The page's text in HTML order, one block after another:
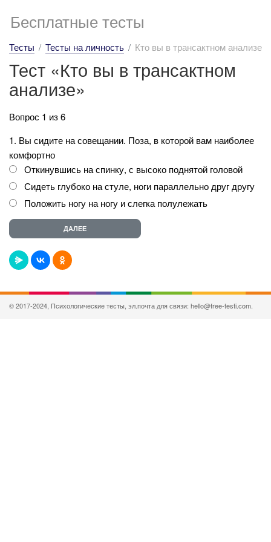
Бесплатные тесты
Тесты Тесты на личность Кто вы в трансактном анализе
Тест «Кто вы в трансактном
анализе»
Вопрос 1 из 6
1. Вы сидите на совещании. Поза, в которой вам наиболее
комфортно
Откинувшись на спинку, с высоко поднятой головой
Сидеть глубоко на стуле, ноги параллельно друг другу
Положить ногу на ногу и слегка полулежать
© 2017-2024, Психологические тесты, эл.почта для связи: hello@free-testi.com.